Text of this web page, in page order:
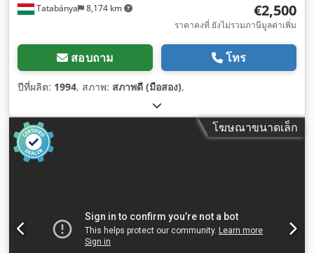
Tatabánya 8,174 km €2,500
ราคาคงที่ ยังไม่รวมภาษีมูลค่าเพิ่ม
สอบถาม โทร
ปีที่ผลิต: 1994, สภาพ: สภาพดี (มือสอง),
โฆษณาขนาดเล็ก